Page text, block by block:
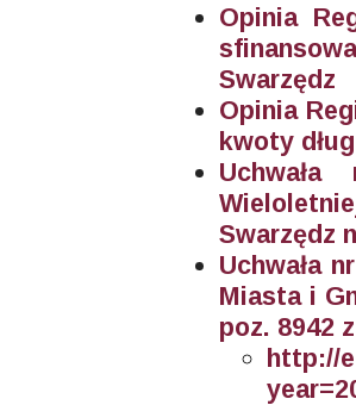
Opinia
Swarzędz
Opinia
kwoty
Swarzędz
Uchwała
Miasta i
poz. 8942
http://